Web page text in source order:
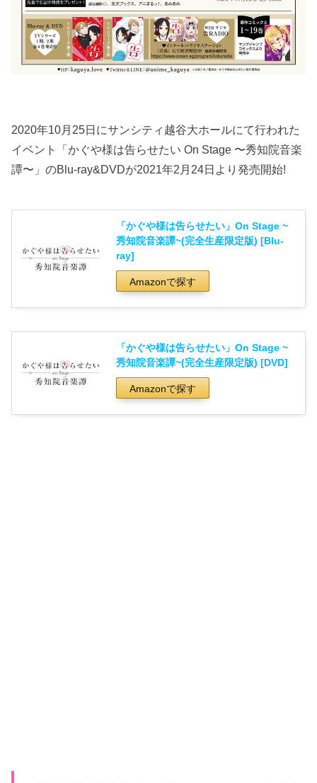
2020年10月25日にサンシティ越谷大ホールにて行われた
イベント「かぐや様は告らせたい On Stage 〜秀知院音楽
譚〜」のBlu-ray&DVDが2021年2月24日より発売開始!
「かぐや様は告らせたい」On Stage ~
秀知院音楽譚~(完全生産限定版) [Blu-
ray]
Amazonで探す
「かぐや様は告らせたい」On Stage ~
秀知院音楽譚~(完全生産限定版) [DVD]
Amazonで探す